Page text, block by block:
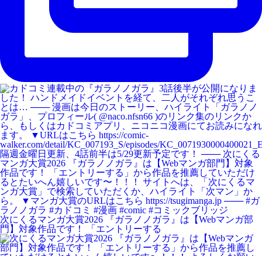
次にくるマンガ大賞2026 『ガラノノガラ』は【Webマンガ部
門】対象作品です！ 「エントリーする